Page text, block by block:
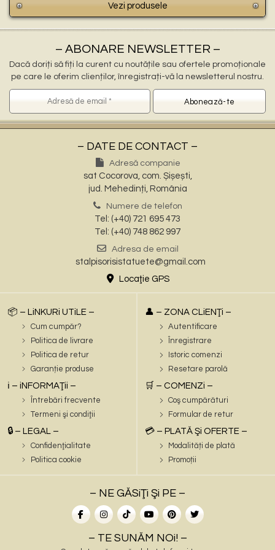
Vezi produsele
– ABONARE NEWSLETTER –
Dacă doriți să fiți la curent cu noutățile sau ofertele promoționale
pe care le oferim clienților, înregistrați-vă la newsletterul nostru.
– DATE DE CONTACT –
Adresă companie
sat Cocorova, com. Șișești,
jud. Mehedinți, România
Numere de telefon
Tel: (+40) 721 695 473
Tel: (+40) 748 862 997
Adresa de email
stalpisorisistatuete@gmail.com
Locaţie GPS
📦 – LiNKURi UTiLE –
Cum cumpăr?
Politica de livrare
Politica de retur
Garanție produse
ℹ️ – iNFORMAŢii –
Întrebări frecvente
Termeni şi condiţii
🔒 – LEGAL –
Confidenţialitate
Politica cookie
👤 – ZONA CLiENŢi –
Autentificare
Înregistrare
Istoric comenzi
Resetare parolă
🛒 – COMENZi –
Coş cumpărături
Formular de retur
💳 – PLATĂ Şi OFERTE –
Modalități de plată
Promoții
– NE GĂSiŢi Şi PE –
– TE SUNĂM NOi! –